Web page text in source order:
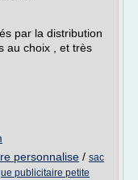
par la distribution
au choix , et très
personnalise / sac
publicitaire petite